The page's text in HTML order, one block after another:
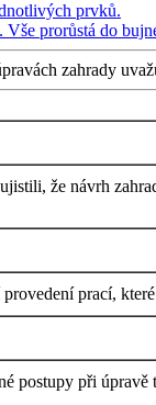
zahrady
že návrh
prací,
při úpravě